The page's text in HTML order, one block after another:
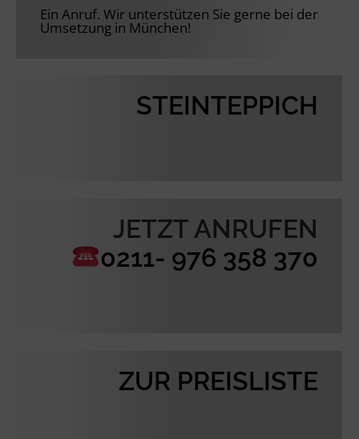
Ein Anruf. Wir unterstützen Sie gerne bei der
Umsetzung in München!
STEINTEPPICH
JETZT ANRUFEN
0211- 976 358 370
ZUR PREISLISTE